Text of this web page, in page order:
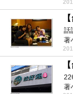
個
話
著
著